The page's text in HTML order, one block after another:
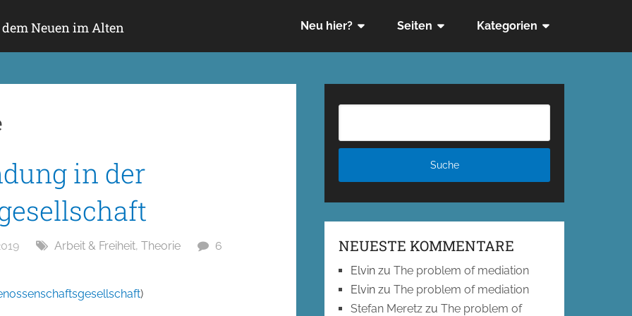
Neuen im Alten Neu hier? Seiten Kategorien
in der
Arbeit & Freiheit, Theorie
6
)
NEUESTE KOMMENTARE
Elvin zuThe problem of mediation
Elvin zuThe problem of mediation
Stefan Meretz zuThe problem of